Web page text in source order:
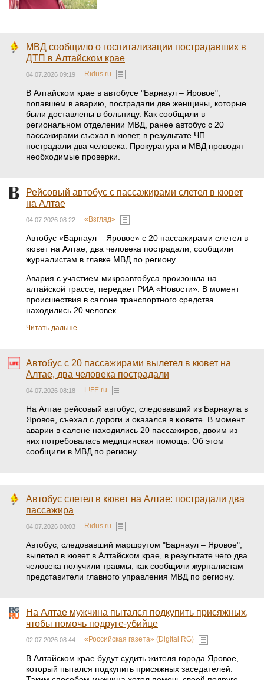
МВД сообщило о госпитализации пострадавших в
ДТП в Алтайском крае
04.07.2026 09:19 Ridus.ru
В Алтайском крае в автобусе "Барнаул – Яровое",
попавшем в аварию, пострадали две женщины, которые
были доставлены в больницу. Как сообщили в
региональном отделении МВД, ранее автобус с 20
пассажирами съехал в кювет, в результате ЧП
пострадали два человека. Прокуратура и МВД проводят
необходимые проверки.
Рейсовый автобус с пассажирами слетел в кювет
на Алтае
04.07.2026 08:22 «Взгляд»
Автобус «Барнаул – Яровое» с 20 пассажирами слетел в
кювет на Алтае, два человека пострадали, сообщили
журналистам в главке МВД по региону.
Авария с участием микроавтобуса произошла на
алтайской трассе, передает РИА «Новости». В момент
происшествия в салоне транспортного средства
находились 20 человек.
Читать дальше...
Автобус с 20 пассажирами вылетел в кювет на
Алтае, два человека пострадали
04.07.2026 08:18 L!FE.ru
На Алтае рейсовый автобус, следовавший из Барнаула в
Яровое, съехал с дороги и оказался в кювете. В момент
аварии в салоне находились 20 пассажиров, двоим из
них потребовалась медицинская помощь. Об этом
сообщили в МВД по региону.
Автобус слетел в кювет на Алтае: пострадали два
пассажира
04.07.2026 08:03 Ridus.ru
Автобус, следовавший маршрутом "Барнаул – Яровое",
вылетел в кювет в Алтайском крае, в результате чего два
человека получили травмы, как сообщили журналистам
представители главного управления МВД по региону.
На Алтае мужчина пытался подкупить присяжных,
чтобы помочь подруге-убийце
02.07.2026 08:44 «Российская газета» (Digital RG)
В Алтайском крае будут судить жителя города Яровое,
который пытался подкупить присяжных заседателей.